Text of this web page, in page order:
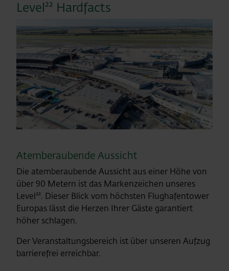
Level²² Hardfacts
Atemberaubende Aussicht
Die atemberaubende Aussicht aus einer Höhe von
über 90 Metern ist das Markenzeichen unseres
Level²². Dieser Blick vom höchsten Flughafentower
Europas lässt die Herzen Ihrer Gäste garantiert
höher schlagen.
Der Veranstaltungsbereich ist über unseren Aufzug
barrierefrei erreichbar.